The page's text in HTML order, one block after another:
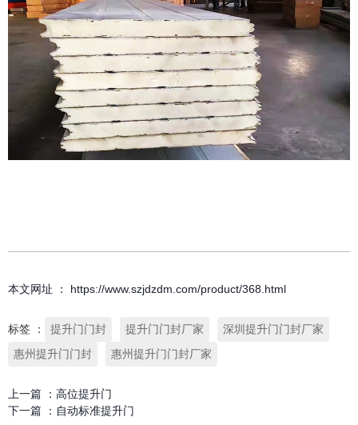
本文网址 ： https://www.szjdzdm.com/product/368.html
标签 ： 提升门门封 提升门门封厂家
深圳提升门门封厂家
惠州提升门门封
惠州提升门门封厂家
上一篇 ： 高位提升门
下一篇 ： 自动标准提升门